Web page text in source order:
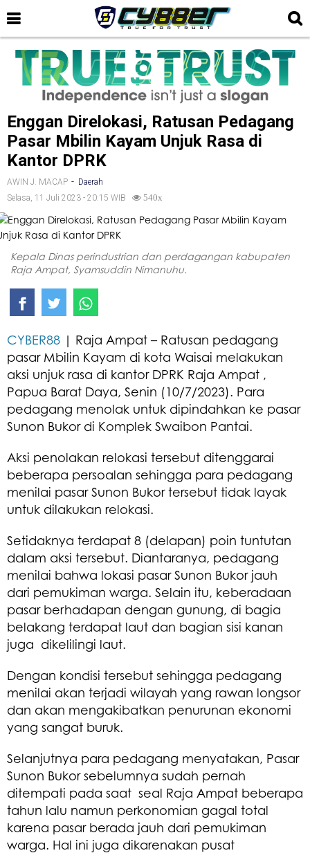
Enggan Direlokasi, Ratusan Pedagang
Pasar Mbilin Kayam Unjuk Rasa di
Kantor DPRK
AWIN J. MACAP - Daerah
Selasa, 11 Juli 2023 - 20:15 WIB
540x
Kepala Dinas perindustrian dan perdagangan kabupaten
Raja Ampat, Syamsuddin Nimanuhu.
CYBER88 | Raja Ampat – Ratusan pedagang
pasar Mbilin Kayam di kota Waisai melakukan
aksi unjuk rasa di kantor DPRK Raja Ampat ,
Papua Barat Daya, Senin (10/7/2023). Para
pedagang menolak untuk dipindahkan ke pasar
Sunon Bukor di Komplek Swaibon Pantai.
Aksi penolakan relokasi tersebut ditenggarai
beberapa persoalan sehingga para pedagang
menilai pasar Sunon Bukor tersebut tidak layak
untuk dilakukan relokasi.
Setidaknya terdapat 8 (delapan) poin tuntutan
dalam aksi tersebut. Diantaranya, pedagang
menilai bahwa lokasi pasar Sunon Bukor jauh
dari pemukiman warga. Selain itu, keberadaan
pasar berhadapan dengan gunung, di bagia
belakang terdapat laut dan bagian sisi kanan
juga dikelilingi laut.
Dengan kondisi tersebut sehingga pedagang
menilai akan terjadi wilayah yang rawan longsor
dan akan mengakibatkan penurunan ekonomi
yang sangat buruk.
Selanjutnya para pedagang menyatakan, Pasar
Sunon Bukor sebelumnya sudah pernah
ditempati pada saat seal Raja Ampat beberapa
tahun lalu namun perkonomian gagal total
karena pasar berada jauh dari pemukiman
warga. Hal ini juga dikarenakan pusat